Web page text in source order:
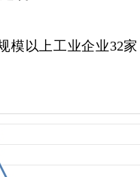
模以上工业企业32